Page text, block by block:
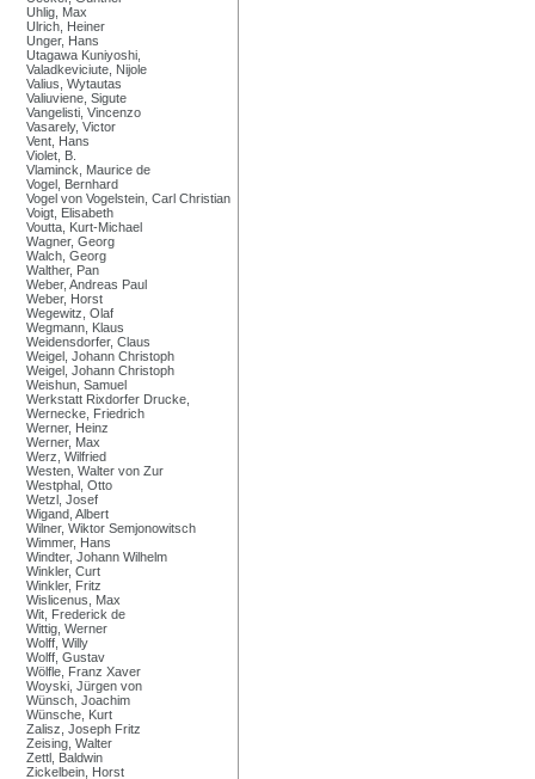
Uhlig, Max
Ulrich, Heiner
Unger, Hans
Utagawa Kuniyoshi,
Valadkeviciute, Nijole
Valius, Wytautas
Valiuviene, Sigute
Vangelisti, Vincenzo
Vasarely, Victor
Vent, Hans
Violet, B.
Vlaminck, Maurice de
Vogel, Bernhard
Vogel von Vogelstein, Carl Christian
Voigt, Elisabeth
Voutta, Kurt-Michael
Wagner, Georg
Walch, Georg
Walther, Pan
Weber, Andreas Paul
Weber, Horst
Wegewitz, Olaf
Wegmann, Klaus
Weidensdorfer, Claus
Weigel, Johann Christoph
Weigel, Johann Christoph
Weishun, Samuel
Werkstatt Rixdorfer Drucke,
Wernecke, Friedrich
Werner, Heinz
Werner, Max
Werz, Wilfried
Westen, Walter von Zur
Westphal, Otto
Wetzl, Josef
Wigand, Albert
Wilner, Wiktor Semjonowitsch
Wimmer, Hans
Windter, Johann Wilhelm
Winkler, Curt
Winkler, Fritz
Wislicenus, Max
Wit, Frederick de
Wittig, Werner
Wolff, Willy
Wolff, Gustav
Wölfle, Franz Xaver
Woyski, Jürgen von
Wünsch, Joachim
Wünsche, Kurt
Zalisz, Joseph Fritz
Zeising, Walter
Zettl, Baldwin
Zickelbein, Horst